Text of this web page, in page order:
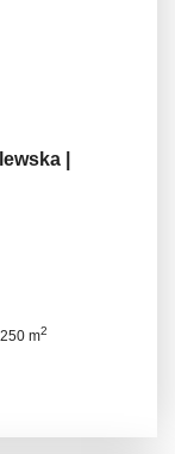
|
m2